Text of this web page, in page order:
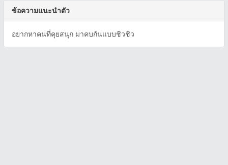
ข้อความแนะนำตัว
อยากหาคนที่คุยสนุก มาคบกันแบบชิวชิว